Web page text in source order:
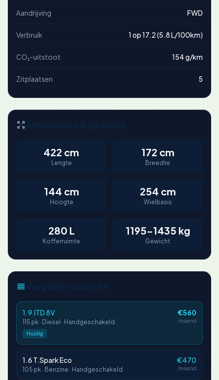
Aandrijving FWD
Verbruik 1 op 17.2 (5.8 L/100km)
CO₂-uitstoot 154 g/km
Zitplaatsen 5
422 cm
Lengte
172 cm
Breedte
144 cm
Hoogte
254 cm
Wielbasis
280 L
Kofferruimte
1195-1435 kg
Gewicht
1.9 JTD 8V
115 pk · Diesel · Handgeschakeld
€560
/maand
Huidig
1.6 T.Spark Eco
105 pk · Benzine · Handgeschakeld
€470
/maand